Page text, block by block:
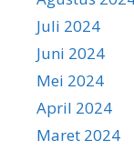
Juli 2024
Juni 2024
Mei 2024
April 2024
Maret 2024